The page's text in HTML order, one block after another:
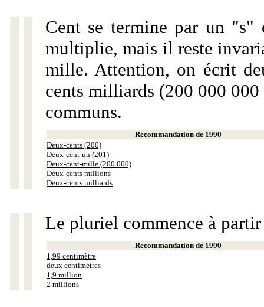
Cent se termine par un "s"
multiplie, mais il reste
mille. Attention, on écrit
cents milliards (200 000
communs.
Recommandation de 1990
Deux-cents (200)
Deux-cent-un (201)
Deux-cent-mille (200 000)
Deux-cents millions
Deux-cents milliards
Le pluriel commence à
Recommandation de 1990
1,99 centimètre
deux centimètres
1,9 million
2 millions